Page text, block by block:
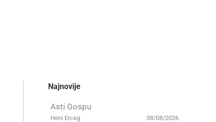
Najnovije
Asti Gospu
08/08/2026
Heni Erceg